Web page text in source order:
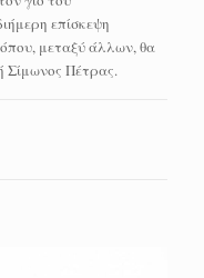
επίσκεψη
μεταξύ άλλων, θα
Σίμωνος Πέτρας.